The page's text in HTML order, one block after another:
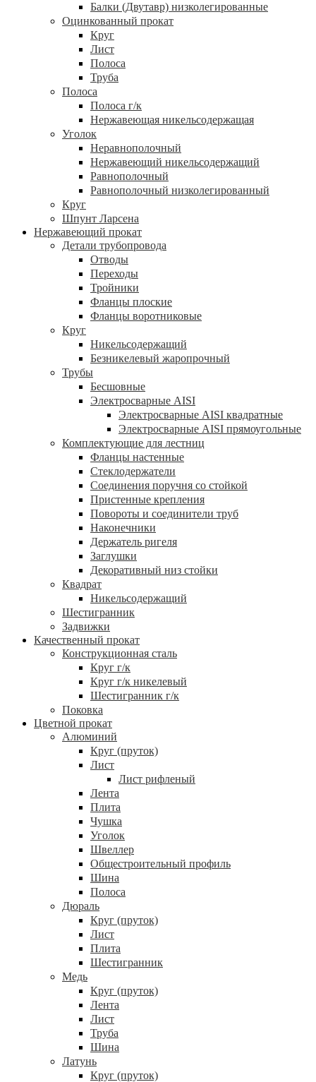
Балки (Двутавр) низколегированные
Оцинкованный прокат
Круг
Лист
Полоса
Труба
Полоса
Полоса г/к
Нержавеющая никельсодержащая
Уголок
Неравнополочный
Нержавеющий никельсодержащий
Равнополочный
Равнополочный низколегированный
Круг
Шпунт Ларсена
Нержавеющий прокат
Детали трубопровода
Отводы
Переходы
Тройники
Фланцы плоские
Фланцы воротниковые
Круг
Никельсодержащий
Безникелевый жаропрочный
Трубы
Бесшовные
Электросварные AISI
Электросварные AISI квадратные
Электросварные AISI прямоугольные
Комплектующие для лестниц
Фланцы настенные
Стеклодержатели
Соединения поручня со стойкой
Пристенные крепления
Повороты и соединители труб
Наконечники
Держатель ригеля
Заглушки
Декоративный низ стойки
Квадрат
Никельсодержащий
Шестигранник
Задвижки
Качественный прокат
Конструкционная сталь
Круг г/к
Круг г/к никелевый
Шестигранник г/к
Поковка
Цветной прокат
Алюминий
Круг (пруток)
Лист
Лист рифленый
Лента
Плита
Чушка
Уголок
Швеллер
Общестроительный профиль
Шина
Полоса
Дюраль
Круг (пруток)
Лист
Плита
Шестигранник
Медь
Круг (пруток)
Лента
Лист
Труба
Шина
Латунь
Круг (пруток)